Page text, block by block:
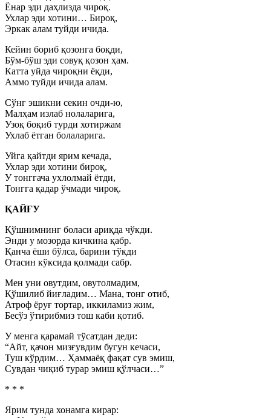
Ёнар эди даҳлизда чироқ.
Ухлар эди хотини… Бироқ,
Эркак алам туйди ичида.
Кейин бориб қозонга боқди,
Бўм-бўш эди совуқ қозон ҳам.
Катта уйда чироқни ёқди,
Аммо туйди ичида алам.
Сўнг эшикни секин очди-ю,
Малҳам излаб нолаларига,
Узоқ боқиб турди хотиржам
Ухлаб ётган болаларига.
Уйга қайтди ярим кечада,
Ухлар эди хотини бироқ,
У тонггача ухлолмай ётди,
Тонгга қадар ўчмади чироқ.
ҚАЙҒУ
Қўшнимнинг боласи ариқда чўкди.
Энди у мозорда кичкина қабр.
Қанча ёши бўлса, барини тўкди
Отасин кўксида қолмади сабр.
Мен уни овутдим, овутолмадим,
Қўшилиб йиғладим… Мана, тонг отиб,
Атроф ёруғ тортар, иккиламиз жим,
Бесўз ўтирибмиз тош каби қотиб.
У менга қарамай тўсатдан деди:
“Айт, қачон мизғувдим бугун кечаси,
Туш кўрдим… Ҳаммаёқ фақат сув эмиш,
Сувдан чиқиб турар эмиш қўлчаси…”
* * *
Ярим тунда хонамга кирар: